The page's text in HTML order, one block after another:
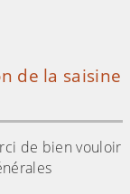
de la saisine
de bien vouloir